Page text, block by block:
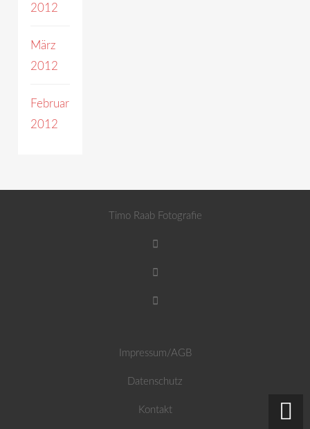
2012
März
2012
Februar
2012
Timo Raab Fotografie
Impressum/AGB
Datenschutz
Kontakt